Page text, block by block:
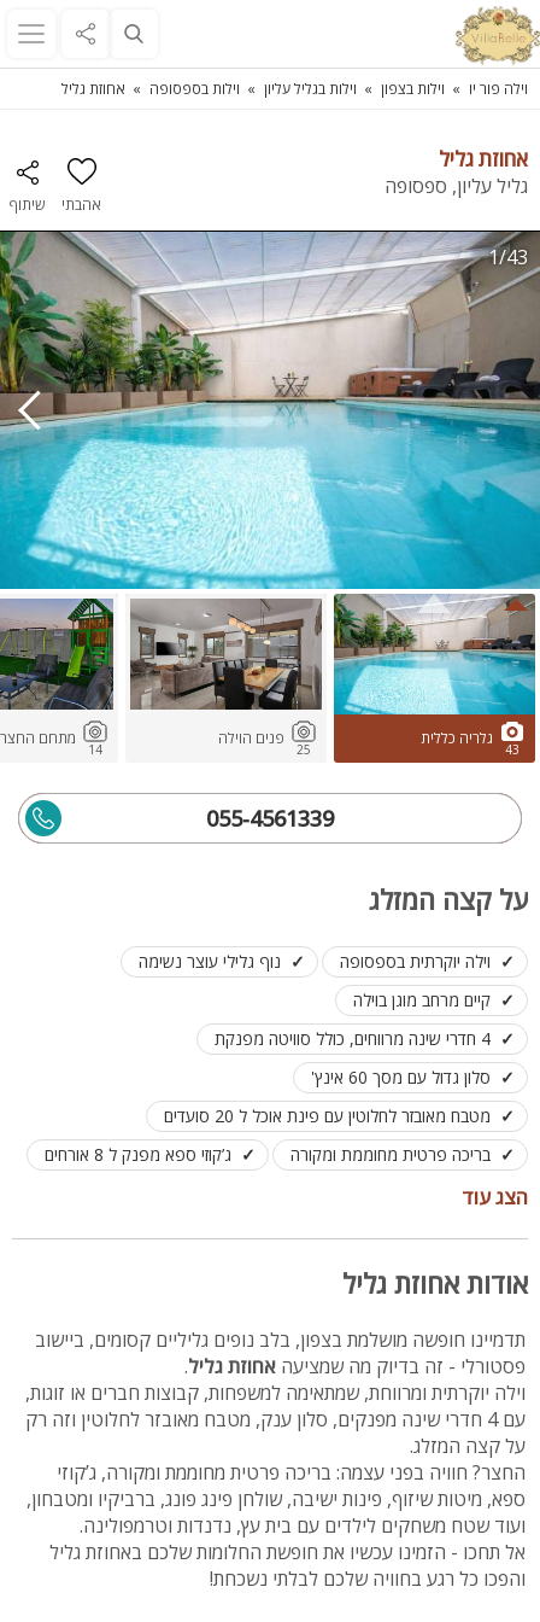
וילה פור יו וילות בצפון וילות בגליל עליון וילות בספסופה אחוזת גליל
אחוזת גליל
גליל עליון, ספסופה
אהבתי שיתוף
1/43
43
גלריה כללית
25
פנים הוילה
14
מתחם החצר
055-4561339
על קצה המזלג
וילה יוקרתית בספסופה
נוף גלילי עוצר נשימה
קיים מרחב מוגן בוילה
4 חדרי שינה מרווחים, כולל סוויטה מפנקת
סלון גדול עם מסך 60 אינץ'
מטבח מאובזר לחלוטין עם פינת אוכל ל 20 סועדים
בריכה פרטית מחוממת ומקורה
ג’קוזי ספא מפנק ל 8 אורחים
חצר ענקית עם שולחן פינג פונג, ברביקיו ומטבחון חוץ
מתאימה למשפחות, זוגות וקבוצות עד 16 איש
הצג עוד
אודות אחוזת גליל
תדמיינו חופשה מושלמת בצפון, בלב נופים גליליים קסומים, ביישוב
פסטורלי - זה בדיוק מה שמציעה אחוזת גליל.
וילה יוקרתית ומרווחת, שמתאימה למשפחות, קבוצות חברים או זוגות,
עם 4 חדרי שינה מפנקים, סלון ענק, מטבח מאובזר לחלוטין וזה רק
על קצה המזלג.
החצר? חוויה בפני עצמה: בריכה פרטית מחוממת ומקורה, ג’קוזי
ספא, מיטות שיזוף, פינות ישיבה, שולחן פינג פונג, ברביקיו ומטבחון,
ועוד שטח משחקים לילדים עם בית עץ, נדנדות וטרמפולינה.
אל תחכו - הזמינו עכשיו את חופשת החלומות שלכם באחוזת גליל
והפכו כל רגע בחוויה שלכם לבלתי נשכחת!